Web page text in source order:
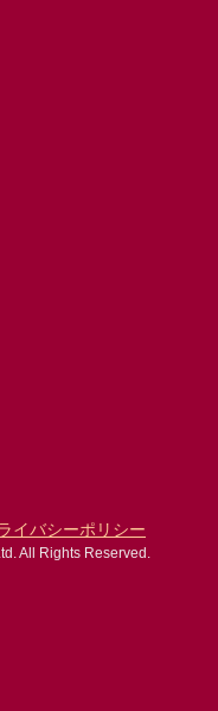
イバシーポリシー
All Rights Reserved.